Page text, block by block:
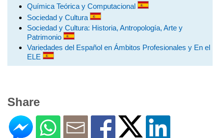
Química Teórica y Computacional
Sociedad y Cultura
Sociedad y Cultura: Historia, Antropología, Arte y
Patrimonio
Variedades del Español en Ámbitos Profesionales y En el
ELE
Share